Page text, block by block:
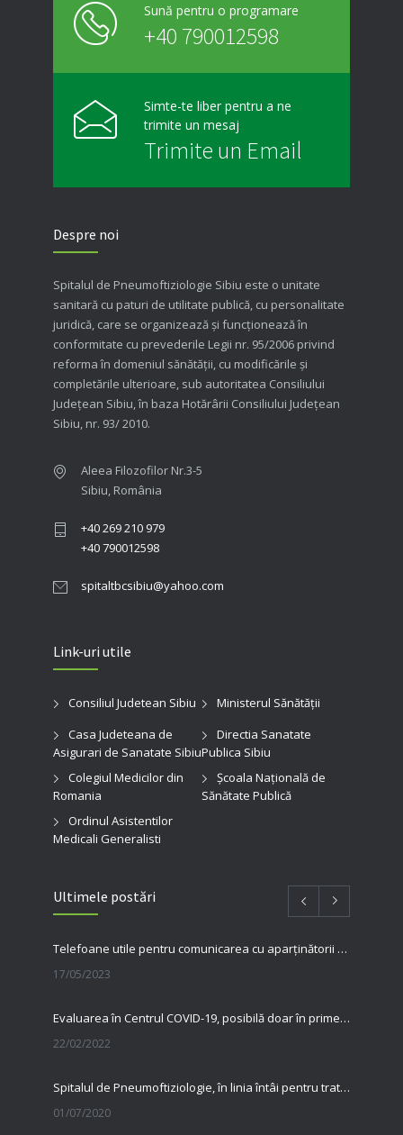
Sună pentru o programare
+40 790012598
Simte-te liber pentru a ne
trimite un mesaj
Trimite un Email
Despre noi
Spitalul de Pneumoftiziologie Sibiu este o unitate
sanitară cu paturi de utilitate publică, cu personalitate
juridică, care se organizează şi funcţionează în
conformitate cu prevederile Legii nr. 95/2006 privind
reforma în domeniul sănătăţii, cu modificările şi
completările ulterioare, sub autoritatea Consiliului
Judeţean Sibiu, în baza Hotărârii Consiliului Judeţean
Sibiu, nr. 93/ 2010.
Aleea Filozofilor Nr.3-5
Sibiu, România
+40 269 210 979
+40 790012598
spitaltbcsibiu@yahoo.com
Link-uri utile
Consiliul Judetean Sibiu
Ministerul Sănătății
Casa Judeteana de
Asigurari de Sanatate Sibiu
Directia Sanatate
Publica Sibiu
Colegiul Medicilor din
Romania
Şcoala Naţională de
Sănătate Publică
Ordinul Asistentilor
Medicali Generalisti
Ultimele postări
Telefoane utile pentru comunicarea cu aparținătorii pacienților internați în spitalul nostru
17/05/2023
Evaluarea în Centrul COVID-19, posibilă doar în primele 5 zile de la pozitivare
22/02/2022
Spitalul de Pneumoftiziologie, în linia întâi pentru tratarea pacienților cu Covid
01/07/2020